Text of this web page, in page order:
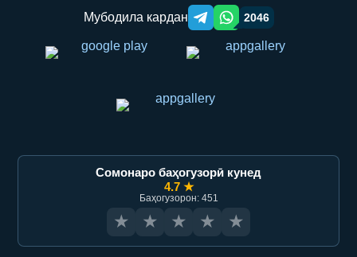
Мубодила кардан Telegram orqali ulashish
WhatsApp orqali ulashish
2046
Сомонаро баҳогузорӣ кунед
4.7 ★
Баҳогузорон: 451
★ ★ ★ ★ ★